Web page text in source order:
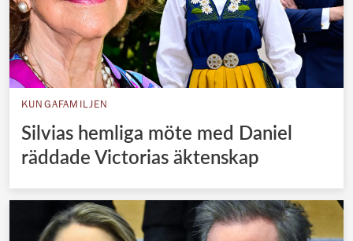
KUNGAFAMILJEN
Silvias hemliga möte med Daniel
räddade Victorias äktenskap